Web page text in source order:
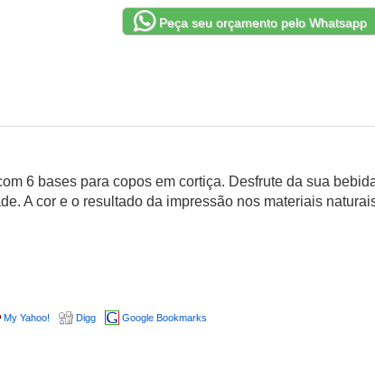
Peça seu orçamento pelo Whatsapp
6 bases para copos em cortiça. Desfrute da sua
A cor e o resultado da impressão nos materiais
My Yahoo! Digg Google Bookmarks